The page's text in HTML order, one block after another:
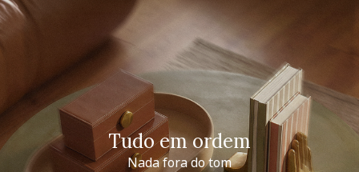
Tudo em ordem
Nada fora do tom